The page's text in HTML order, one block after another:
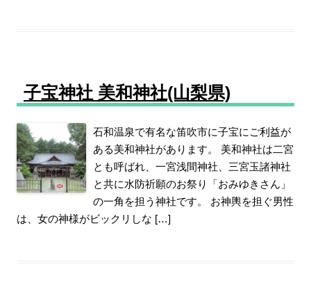
子宝神社 美和神社(山梨県)
石和温泉で有名な笛吹市に子宝にご利益が
ある美和神社があります。 美和神社は二宮
とも呼ばれ、一宮浅間神社、三宮玉諸神社
と共に水防祈願のお祭り「おみゆきさん」
の一角を担う神社です。 お神輿を担ぐ男性
は、女の神様がビックリしな […]